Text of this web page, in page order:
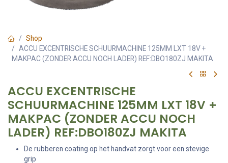
Shop
ACCU EXCENTRISCHE SCHUURMACHINE 125MM LXT 18V +
MAKPAC (ZONDER ACCU NOCH LADER) REF:DBO180ZJ MAKITA
ACCU EXCENTRISCHE
SCHUURMACHINE 125MM LXT 18V +
MAKPAC (ZONDER ACCU NOCH
LADER) REF:DBO180ZJ MAKITA
De rubberen coating op het handvat zorgt voor een stevige
grip